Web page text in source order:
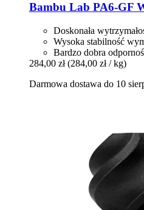
Bambu Lab PA6-​GF
Doskonała
Wysoka stabilność
Bardzo dobra
284,00 zł (284,00 zł / kg)
Darmowa dostawa do 10